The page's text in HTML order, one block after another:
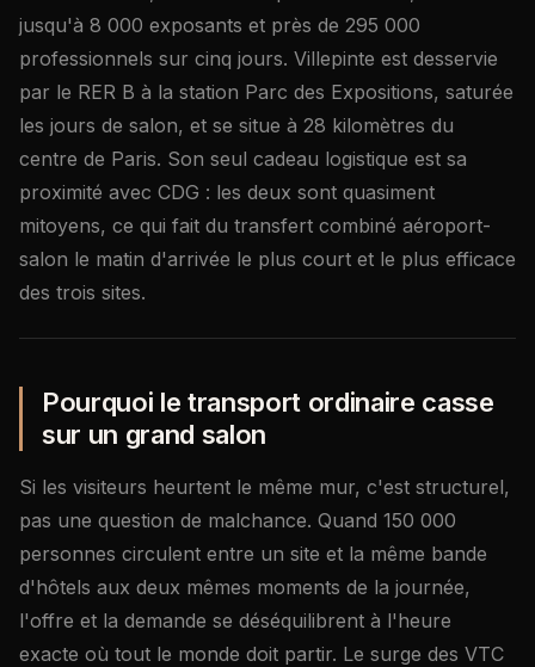
jusqu'à 8 000 exposants et près de 295 000
professionnels sur cinq jours. Villepinte est desservie
par le RER B à la station Parc des Expositions, saturée
les jours de salon, et se situe à 28 kilomètres du
centre de Paris. Son seul cadeau logistique est sa
proximité avec CDG : les deux sont quasiment
mitoyens, ce qui fait du transfert combiné aéroport-
salon le matin d'arrivée le plus court et le plus efficace
des trois sites.
Pourquoi le transport ordinaire casse
sur un grand salon
Si les visiteurs heurtent le même mur, c'est structurel,
pas une question de malchance. Quand 150 000
personnes circulent entre un site et la même bande
d'hôtels aux deux mêmes moments de la journée,
l'offre et la demande se déséquilibrent à l'heure
exacte où tout le monde doit partir. Le surge des VTC